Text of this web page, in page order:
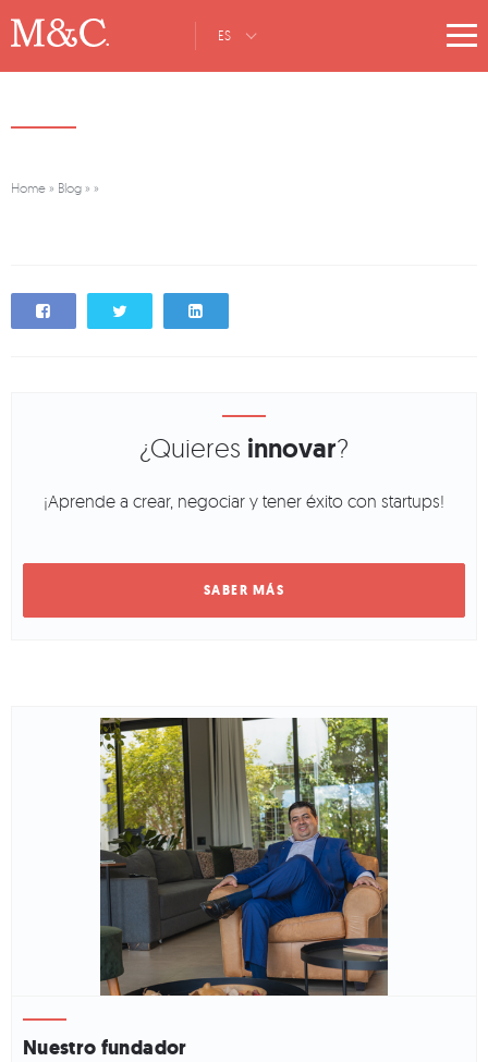
ES
Home » Blog » »
¿Quieres innovar?
¡Aprende a crear, negociar y tener éxito con startups!
Nuestro fundador